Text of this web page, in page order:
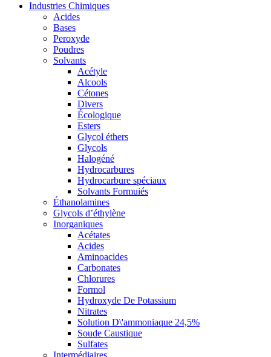
Industries Chimiques
Acides
Bases
Peroxyde
Poudres
Solvants
Acétyle
Alcools
Cétones
Divers
Écologique
Esters
Glycol éthers
Glycols
Halogéné
Hydrocarbures
Hydrocarbure spéciaux
Solvants Formuiés
Éthanolamines
Glycols d’éthylène
Inorganiques
Acétates
Acides
Aminoacides
Carbonates
Chlorures
Formol
Hydroxyde De Potassium
Nitrates
Solution D\'ammoniaque 24,5%
Soude Caustique
Sulfates
Intermédiaires